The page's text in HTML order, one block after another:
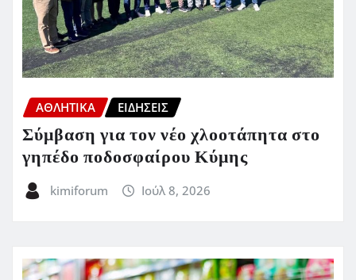
ΑΘΛΗΤΙΚΑ ΕΙΔΗΣΕΙΣ
Σύμβαση για τον νέο χλοοτάπητα στο
γηπέδο ποδοσφαίρου Κύμης
kimiforum Ιούλ 8, 2026